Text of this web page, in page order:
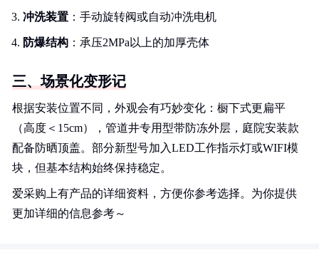
冲洗装置 ：手动旋转阀或自动冲洗电机
防爆结构 ：承压2MPa以上的加厚壳体
三、场景化变形记
根据安装位置不同，外观会有巧妙变化：橱下式更扁平
（高度＜15cm），管道井专用型带防冻外层，庭院安装款
配备防晒顶盖。部分新型号加入LED工作指示灯或WIFI模
块，但基本结构始终保持稳定。
爱采购上有产品的详细资料，方便你参考选择。为你提供
更加详细的信息参考～